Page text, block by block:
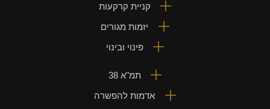
קניית קרקעות
יזמות מגורים
פינוי ובינוי
תמ"א 38
אדמות להפשרה